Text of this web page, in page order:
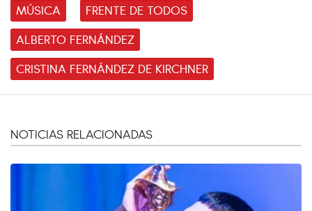
MÚSICA
FRENTE DE TODOS
ALBERTO FERNÁNDEZ
CRISTINA FERNÁNDEZ DE KIRCHNER
NOTICIAS RELACIONADAS